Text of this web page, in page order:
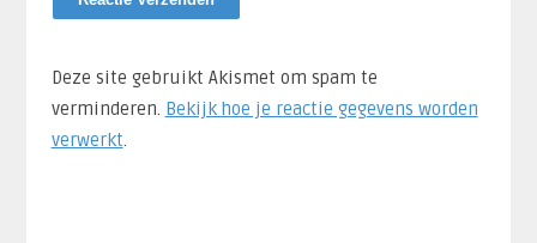
Deze site gebruikt Akismet om spam te
verminderen. Bekijk hoe je reactie gegevens worden
verwerkt